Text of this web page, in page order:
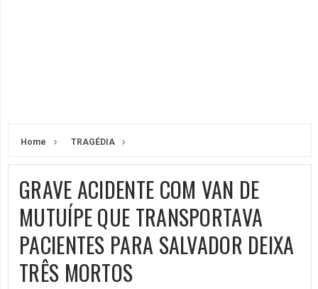
Home TRAGÉDIA
GRAVE ACIDENTE COM VAN DE
MUTUÍPE QUE TRANSPORTAVA
PACIENTES PARA SALVADOR DEIXA
TRÊS MORTOS